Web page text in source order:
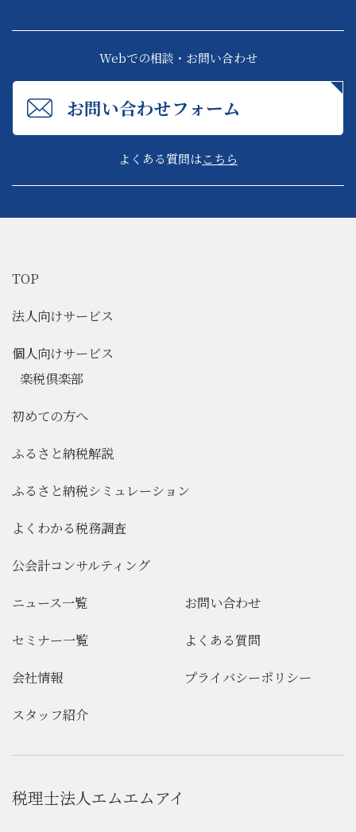
Webでの相談・お問い合わせ
お問い合わせフォーム
よくある質問はこちら
TOP
法人向けサービス
個人向けサービス
楽税倶楽部
初めての方へ
ふるさと納税解説
ふるさと納税シミュレーション
よくわかる税務調査
公会計コンサルティング
ニュース一覧
セミナー一覧
会社情報
スタッフ紹介
お問い合わせ
よくある質問
プライバシーポリシー
税理士法人エムエムアイ